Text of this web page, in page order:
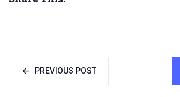
PREVIOUS POST